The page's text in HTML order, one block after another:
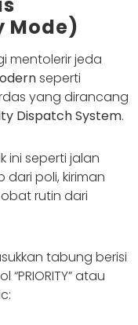
Mode)
mentolerir jeda
seperti
yang dirancang
Dispatch System.
ini seperti jalan
dari poli, kiriman
rutin dari
tabung berisi
atau